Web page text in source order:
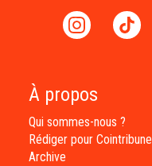
À propos
Qui sommes-nous ?
Rédiger pour Cointribune
Archive